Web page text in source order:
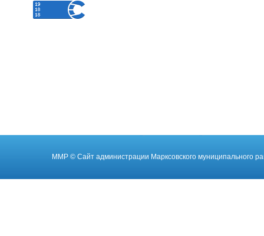
ММР © Cайт администрации Марксовского муниципального